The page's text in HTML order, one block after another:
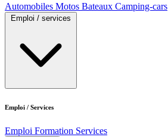
Automobiles Motos Bateaux Camping-cars
Emploi / services
Emploi / Services
Emploi Formation Services